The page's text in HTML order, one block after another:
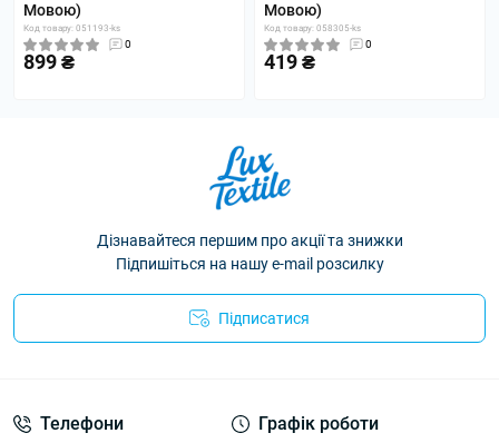
Мовою)
Код товару: 051193-ks
0
899 ₴
Мовою)
Код товару: 058305-ks
0
419 ₴
Дізнавайтеся першим про акції та знижки
Підпишіться на нашу e-mail розсилку
Підписатися
Телефони Графік роботи